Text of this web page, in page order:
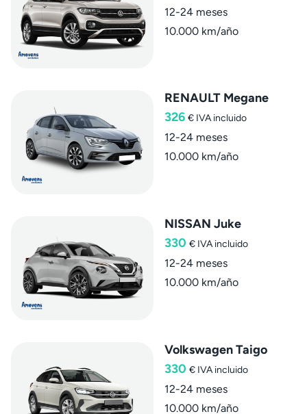
12-24 meses
10.000 km/año
RENAULT Megane
326 € IVA incluido
12-24 meses
10.000 km/año
NISSAN Juke
330 € IVA incluido
12-24 meses
10.000 km/año
Volkswagen Taigo
330 € IVA incluido
12-24 meses
10.000 km/año